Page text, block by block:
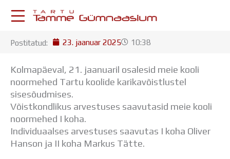
KESKKONNAD
Postkast
Drive
Tamme TV
Tamme Leht
Kooliraadio
Koorilaul
ÕPPETÖÖ
Postitatud: 23. jaanuar 2025 10:38
Kolmapäeval, 21. jaanuaril osalesid meie kooli
noormehed Tartu koolide karikavõistlustel
sisesõudmises.
Võistkondlikus arvestuses saavutasid meie kooli
noormehed I koha.
Individuaalses arvestuses saavutas I koha Oliver
Hanson ja II koha Markus Tätte.